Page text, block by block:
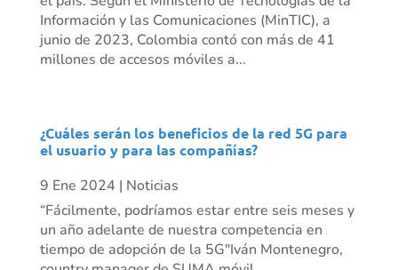
Información y las Comunicaciones (MinTIC), a
junio de 2023, Colombia contó con más de 41
millones de accesos móviles a...
¿Cuáles serán los beneficios de la red 5G para
el usuario y para las compañías?
9 Ene 2024 | Noticias
“Fácilmente, podríamos estar entre seis meses y
un año adelante de nuestra competencia en
tiempo de adopción de la 5G"Iván Montenegro,